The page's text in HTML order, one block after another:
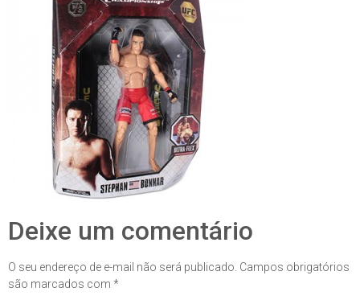
Deixe um comentário
O seu endereço de e-mail não será publicado. Campos obrigatórios
são marcados com *